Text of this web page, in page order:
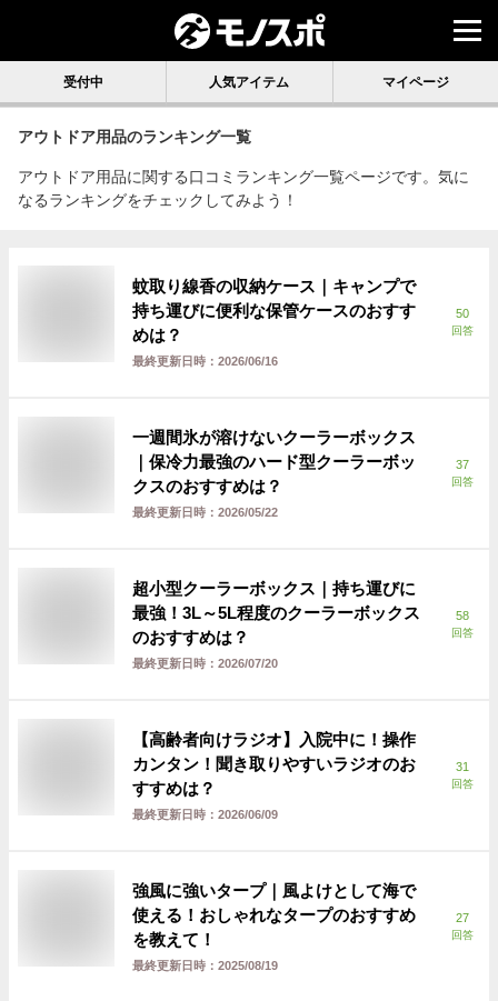
受付中 人気アイテム マイページ
アウトドア用品のランキング一覧
アウトドア用品に関する口コミランキング一覧ページです。気に
なるランキングをチェックしてみよう！
蚊取り線香の収納ケース｜キャンプで
持ち運びに便利な保管ケースのおすす
めは？
最終更新日時： 2026/06/16
50
回答
一週間氷が溶けないクーラーボックス
｜保冷力最強のハード型クーラーボッ
クスのおすすめは？
最終更新日時： 2026/05/22
37
回答
超小型クーラーボックス｜持ち運びに
最強！3L～5L程度のクーラーボックス
のおすすめは？
最終更新日時： 2026/07/20
58
回答
【高齢者向けラジオ】入院中に！操作
カンタン！聞き取りやすいラジオのお
すすめは？
最終更新日時： 2026/06/09
31
回答
強風に強いタープ｜風よけとして海で
使える！おしゃれなタープのおすすめ
を教えて！
最終更新日時： 2025/08/19
27
回答